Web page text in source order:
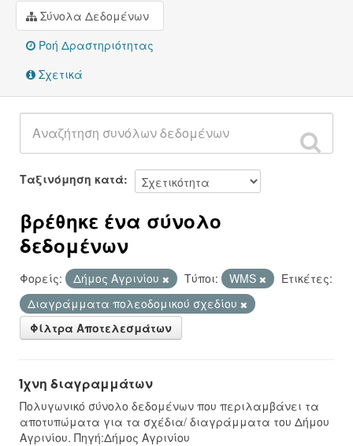
Ομάδες
Σχετικά
Σύνολα Δεδομένων
Ροή Δραστηριότητας
Σχετικά
Ταξινόμηση κατά
βρέθηκε ένα σύνολο
δεδομένων
Φορείς: Δήμος Αγρινίου Τύποι: WMS
Ετικέτες:
Διαγράμματα πολεοδομικού σχεδίου
Φίλτρα Αποτελεσμάτων
Ίχνη διαγραμμάτων
Πολυγωνικό σύνολο δεδομένων που περιλαμβάνει τα
αποτυπώματα για τα σχέδια/ διαγράμματα του Δήμου
Αγρινίου. Πηγή:Δήμος Αγρινίου